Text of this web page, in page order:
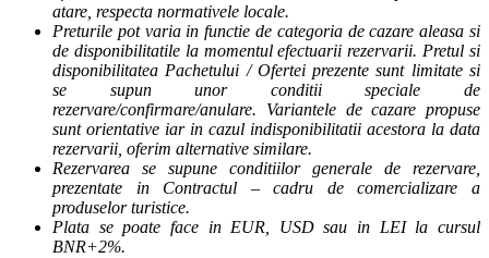
atare, respecta normativele locale.
Preturile pot varia in functie de categoria de cazare aleasa si
de disponibilitatile la momentul efectuarii rezervarii. Pretul si
disponibilitatea Pachetului / Ofertei prezente sunt limitate si
se supun unor conditii speciale de
rezervare/confirmare/anulare. Variantele de cazare propuse
sunt orientative iar in cazul indisponibilitatii acestora la data
rezervarii, oferim alternative similare.
Rezervarea se supune conditiilor generale de rezervare,
prezentate in Contractul – cadru de comercializare a
produselor turistice.
Plata se poate face in EUR, USD sau in LEI la cursul
BNR+2%.